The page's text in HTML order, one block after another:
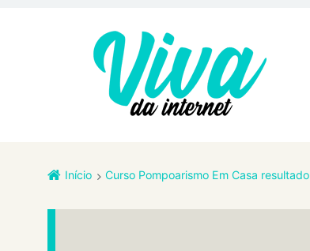
Início Curso Pompoarismo Em Casa resultado